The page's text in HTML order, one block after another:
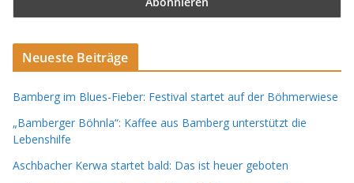
Neueste Beiträge
Bamberg im Blues-Fieber: Festival startet auf der Böhmerwiese
„Bamberger Böhnla“: Kaffee aus Bamberg unterstützt die
Lebenshilfe
Aschbacher Kerwa startet bald: Das ist heuer geboten